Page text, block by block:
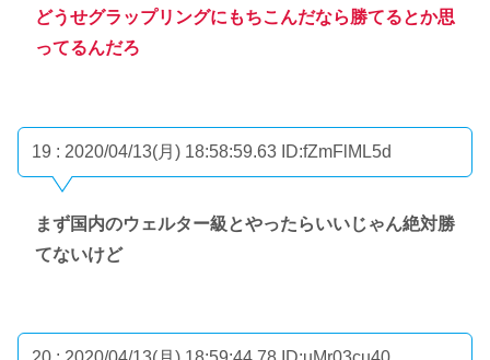
どうせグラップリングにもちこんだなら勝てるとか思
ってるんだろ
19 : 2020/04/13(月) 18:58:59.63 ID:fZmFlML5d
まず国内のウェルター級とやったらいいじゃん絶対勝
てないけど